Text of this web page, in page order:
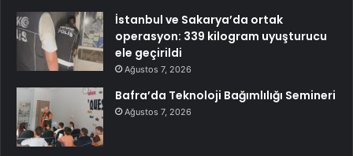
İstanbul ve Sakarya’da ortak
operasyon: 339 kilogram uyuşturucu
ele geçirildi
Ağustos 7, 2026
Bafra’da Teknoloji Bağımlılığı Semineri
Ağustos 7, 2026